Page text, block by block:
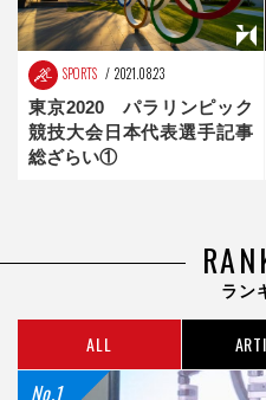
SPORTS 2021.08.23
東京2020 パラリンピック
競技大会日本代表選手記事
総ざらい①
ラン
ALL